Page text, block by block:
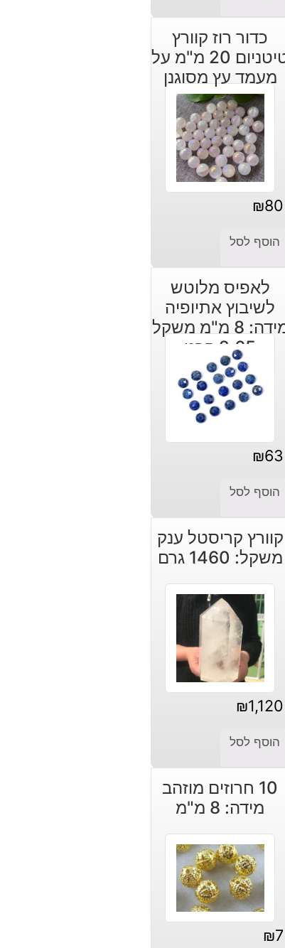
כדור רוז קוורץ
טיטניום 20 מ"מ על
מעמד עץ מסוגנן
₪80
הוסף לסל
לאפיס מלוטש
לשיבוץ אתיופיה
מידה: 8 מ"מ משקל
2.65 קרט
₪63
הוסף לסל
קוורץ קריסטל ענק
משקל: 1460 גרם
₪1,120
הוסף לסל
10 חרוזים מוזהב
מידה: 8 מ"מ
₪7